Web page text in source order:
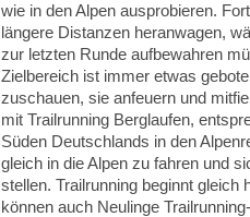
wie in den Alpen ausprobieren.
längere Distanzen heranwagen,
zur letzten Runde aufbewahren
Zielbereich ist immer etwas
zuschauen, sie anfeuern und
mit Trailrunning Berglaufen,
Süden Deutschlands in den
gleich in die Alpen zu fahren und
stellen. Trailrunning beginnt gleich
können auch Neulinge